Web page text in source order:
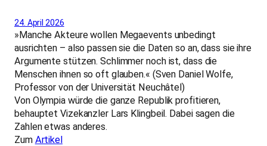
24. April 2026
»Manche Akteure wollen Megaevents unbedingt
ausrichten – also passen sie die Daten so an, dass sie ihre
Argumente stützen. Schlimmer noch ist, dass die
Menschen ihnen so oft glauben.« (Sven Daniel Wolfe,
Professor von der Universität Neuchâtel)
Von Olympia würde die ganze Republik profitieren,
behauptet Vizekanzler Lars Klingbeil. Dabei sagen die
Zahlen etwas anderes.
Zum Artikel